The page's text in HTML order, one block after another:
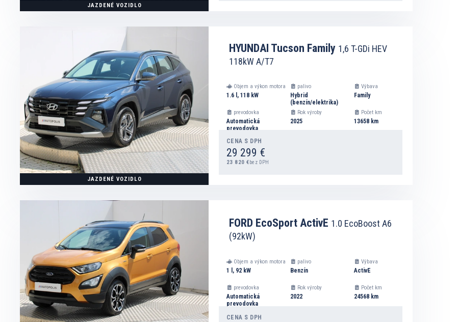
JAZDENÉ VOZIDLO
DETAIL
PRIDAŤ DO ZOZNAMU NA VÝPOČET SPLÁTOK
JAZDENÉ VOZIDLO
HYUNDAI Tucson Family 1,6 T-GDi HEV
118kW A/T7
Objem a výkon motora
1.6 l, 118 kW
palivo
Hybrid
(benzín/elektrika)
Výbava
Family
prevodovka
Automatická
prevodovka
Rok výroby
2025
Počet km
13658 km
CENA S DPH
29 299 €
23 820 € bez DPH
DETAIL
PRIDAŤ DO ZOZNAMU NA VÝPOČET SPLÁTOK
FORD EcoSport ActivE 1.0 EcoBoost A6
(92kW)
Objem a výkon motora
1 l, 92 kW
palivo
Benzín
Výbava
ActivE
prevodovka
Automatická
prevodovka
Rok výroby
2022
Počet km
24568 km
CENA S DPH